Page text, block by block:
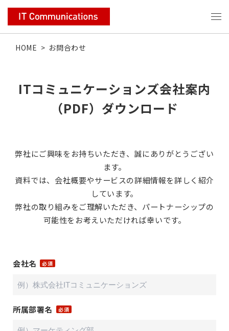
HOME > お問合わせ
ITコミュニケーションズ会社案内
（PDF）ダウンロード
弊社にご興味をお持ちいただき、誠にありがとうござい
ます。
資料では、会社概要やサービスの詳細情報を詳しく紹介
しています。
弊社の取り組みをご理解いただき、パートナーシップの
可能性をお考えいただければ幸いです。
会社名
所属部署名